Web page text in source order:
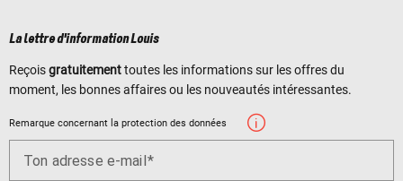
La lettre d'information Louis
Reçoisgratuitementtoutes les informations sur les offres du
moment, les bonnes affaires ou les nouveautés intéressantes.
Remarque concernant la protection des données
Ton adresse e-mail